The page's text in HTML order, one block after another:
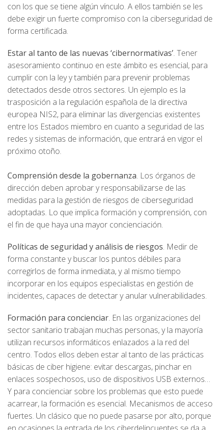
con los que se tiene algún vínculo. A ellos también se les
debe exigir un fuerte compromiso con la ciberseguridad de
forma certificada.
Estar al tanto de las nuevas ‘cibernormativas’. Tener
asesoramiento continuo en este ámbito es esencial, para
cumplir con la ley y también para prevenir problemas
detectados desde otros sectores. Un ejemplo es la
trasposición a la regulación española de la directiva
europea NIS2, para eliminar las divergencias existentes
entre los Estados miembro en cuanto a seguridad de las
redes y sistemas de información, que entrará en vigor el
próximo otoño.
Comprensión desde la gobernanza. Los órganos de
dirección deben aprobar y responsabilizarse de las
medidas para la gestión de riesgos de ciberseguridad
adoptadas. Lo que implica formación y comprensión, con
el fin de que haya una mayor concienciación.
Políticas de seguridad y análisis de riesgos. Medir de
forma constante y buscar los puntos débiles para
corregirlos de forma inmediata, y al mismo tiempo
incorporar en los equipos especialistas en gestión de
incidentes, capaces de detectar y anular vulnerabilidades.
Formación para concienciar. En las organizaciones del
sector sanitario trabajan muchas personas, y la mayoría
utilizan recursos informáticos enlazados a la red del
centro. Todos ellos deben estar al tanto de las prácticas
básicas de ciber higiene: evitar descargas, pinchar en
enlaces sospechosos, uso de dispositivos USB externos…
Y para concienciar sobre los problemas que esto puede
acarrear, la formación es esencial. Mecanismos de acceso
fuertes. Un clásico que no puede pasarse por alto, porque